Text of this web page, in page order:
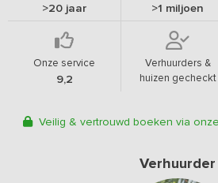
>20 jaar >1 miljoen
Onze service
9,2
Verhuurders &
huizen gecheckt
Veilig & vertrouwd boeken via
Verhuurder